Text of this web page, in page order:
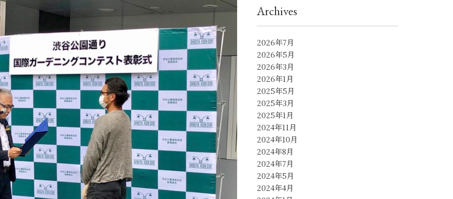
Archives
2026年7月
2026年5月
2026年3月
2026年1月
2025年5月
2025年3月
2025年1月
2024年11月
2024年10月
2024年8月
2024年7月
2024年5月
2024年4月